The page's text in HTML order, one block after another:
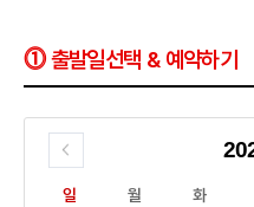
⓵ 출발일선택 & 예약하기
일 월 화